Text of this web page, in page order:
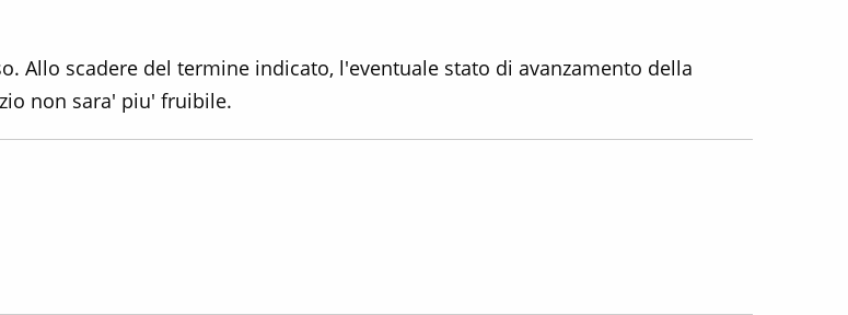
Allo scadere del termine indicato, l'eventuale stato di avanzamento della
non sara' piu' fruibile.